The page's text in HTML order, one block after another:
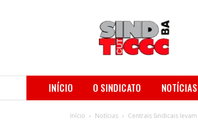
INÍCIO O SINDICATO NOTÍCIAS
Início Notícias Centrais Sindicais